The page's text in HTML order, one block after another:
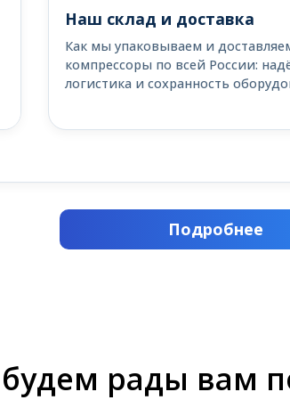
Наш склад и доставка
Как мы упаковываем и
компрессоры по всей России:
логистика и сохранность
Подробнее
рады вам